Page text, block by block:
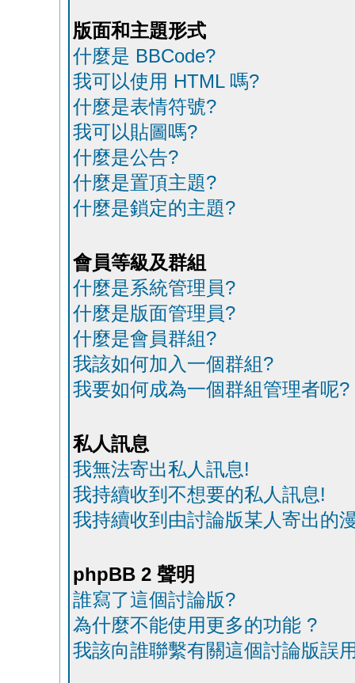
版面和主題形式
什麼是 BBCode?
我可以使用 HTML 嗎?
什麼是表情符號?
我可以貼圖嗎?
什麼是公告?
什麼是置頂主題?
什麼是鎖定的主題?
會員等級及群組
什麼是系統管理員?
什麼是版面管理員?
什麼是會員群組?
我該如何加入一個群組?
我要如何成為一個群組管理者呢?
私人訊息
我無法寄出私人訊息!
我持續收到不想要的私人訊息!
我持續收到由討論版某人寄出的
phpBB 2 聲明
誰寫了這個討論版?
為什麼不能使用更多的功能 ?
我該向誰聯繫有關這個討論版誤